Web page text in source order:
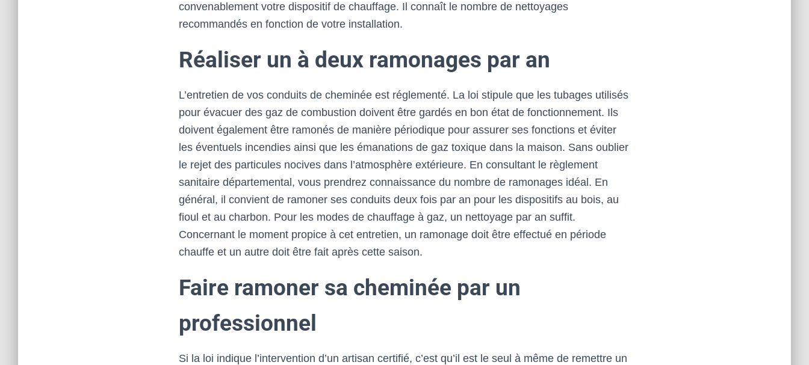
convenablement votre dispositif de chauffage. Il connaît le nombre de nettoyages
recommandés en fonction de votre installation.
Réaliser un à deux ramonages par an
L’entretien de vos conduits de cheminée est réglementé. La loi stipule que les tubages utilisés
pour évacuer des gaz de combustion doivent être gardés en bon état de fonctionnement. Ils
doivent également être ramonés de manière périodique pour assurer ses fonctions et éviter
les éventuels incendies ainsi que les émanations de gaz toxique dans la maison. Sans oublier
le rejet des particules nocives dans l’atmosphère extérieure. En consultant le règlement
sanitaire départemental, vous prendrez connaissance du nombre de ramonages idéal. En
général, il convient de ramoner ses conduits deux fois par an pour les dispositifs au bois, au
fioul et au charbon. Pour les modes de chauffage à gaz, un nettoyage par an suffit.
Concernant le moment propice à cet entretien, un ramonage doit être effectué en période
chauffe et un autre doit être fait après cette saison.
Faire ramoner sa cheminée par un
professionnel
Si la loi indique l’intervention d’un artisan certifié, c’est qu’il est le seul à même de remettre un